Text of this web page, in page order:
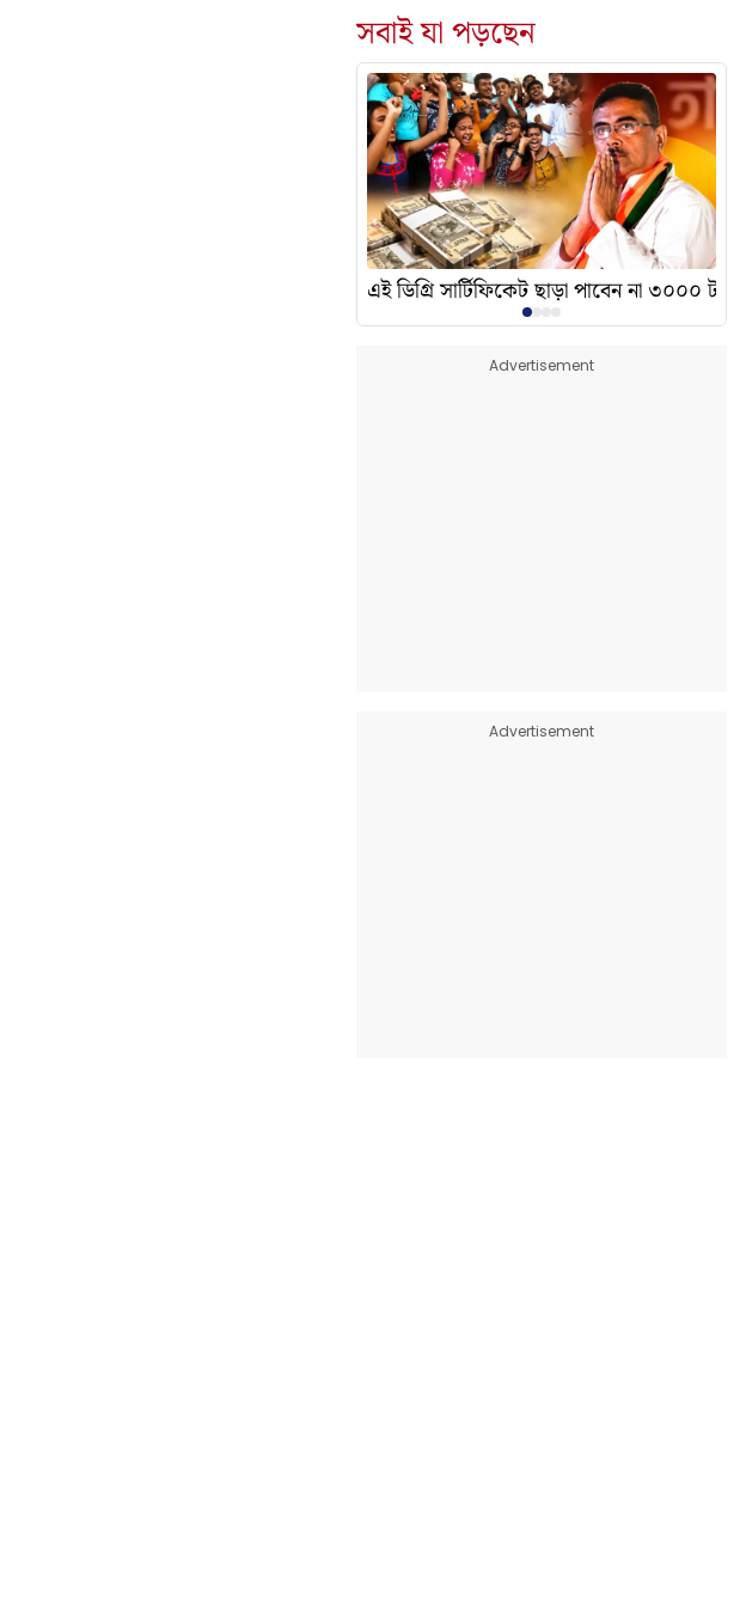
সবাই যা পড়ছেন
মিশর কোচ কেন 'এক্স' চিহ্ন দেখালেন? এর অর্থ কী?এই ডিগ্রি সার্টিফিকেট ছাড়া পাবেন না ৩০০০ টাকা
Advertisement
Advertisement